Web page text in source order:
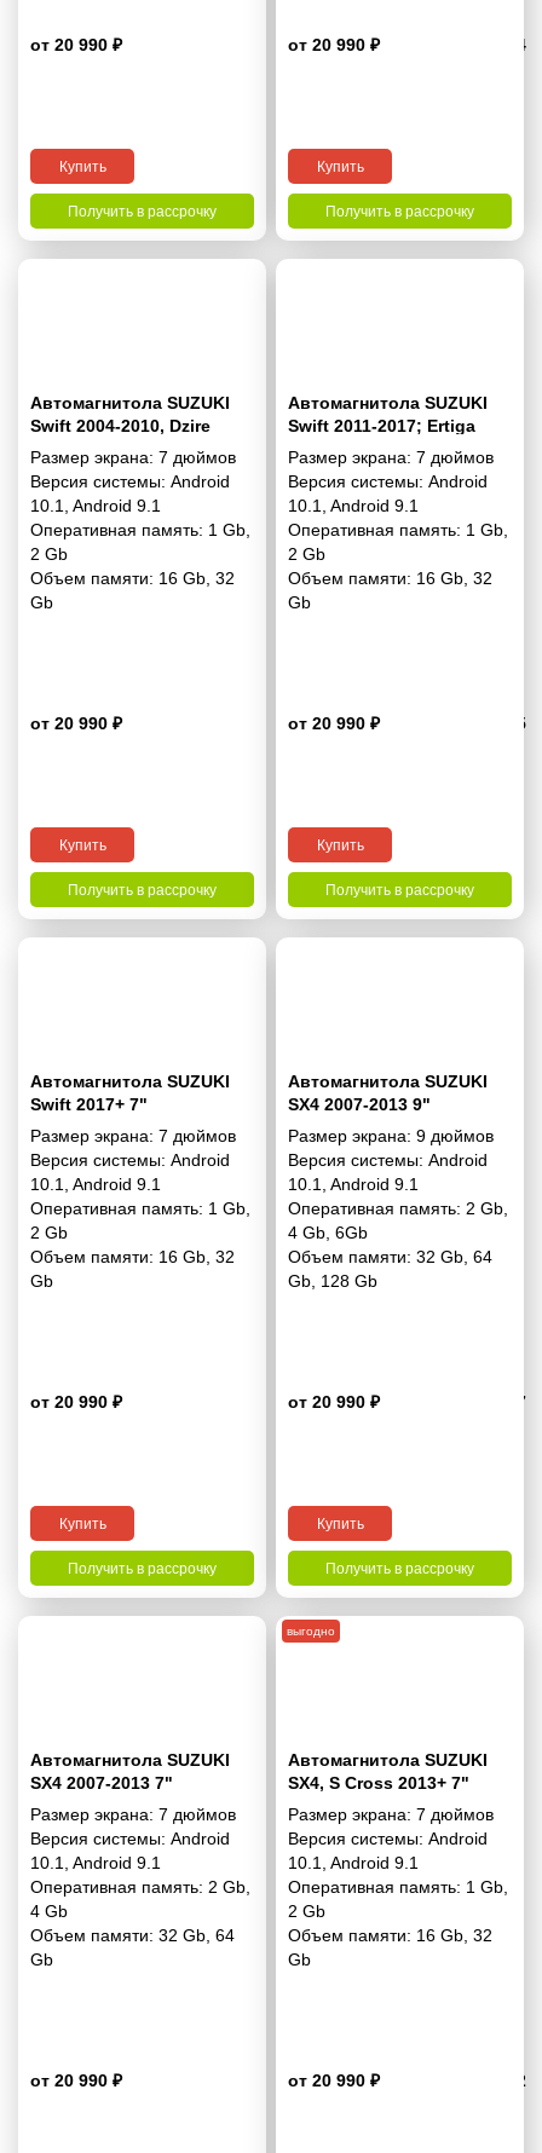
от 20 990 ₽ 4.4
Купить
Получить в рассрочку
от 20 990 ₽
Купить
Получить в рассрочку
Автомагнитола SUZUKI
Swift 2004-2010, Dzire
2008-2010 7"
Размер экрана: 7 дюймов
Версия системы: Android
10.1
Android 9.1
Оперативная память: 1 Gb
2 Gb
Объем памяти: 16 Gb 32
Gb
от 20 990 ₽ 4.5
Купить
Получить в рассрочку
Автомагнитола SUZUKI
Swift 2011-2017; Ertiga
2012-2017 7"
Размер экрана: 7 дюймов
Версия системы: Android
10.1
,Android 9.1
Оперативная память: 1 Gb
2 Gb
Объем памяти: 16 Gb ,32
Gb
от 20 990 ₽
Купить
Получить в рассрочку
Автомагнитола SUZUKI
Swift 2017+ 7"
Размер экрана: 7 дюймов
Версия системы: Android
10.1
Android 9.1
Оперативная память: 1 Gb
2 Gb
Объем памяти: 16 Gb 32
Gb
от 20 990 ₽ 4.7
Купить
Получить в рассрочку
Автомагнитола SUZUKI
SX4 2007-2013 9"
Размер экрана: 9 дюймов
Версия системы: Android
10.1
,Android 9.1
Оперативная память: 2 Gb
4 Gb ,6Gb
Объем памяти: 32 Gb ,64
Gb 128 Gb
от 20 990 ₽
Купить
Получить в рассрочку
Автомагнитола SUZUKI
SX4 2007-2013 7"
Размер экрана: 7 дюймов
Версия системы: Android
10.1
Android 9.1
Оперативная память: 2 Gb
4 Gb
Объем памяти: 32 Gb 64
Gb
от 20 990 ₽ 4.2
Автомагнитола SUZUKI
SX4, S Cross 2013+ 7"
Размер экрана: 7 дюймов
Версия системы: Android
10.1
,Android 9.1
Оперативная память: 1 Gb
2 Gb
Объем памяти: 16 Gb ,32
Gb
от 20 990 ₽
выгодно